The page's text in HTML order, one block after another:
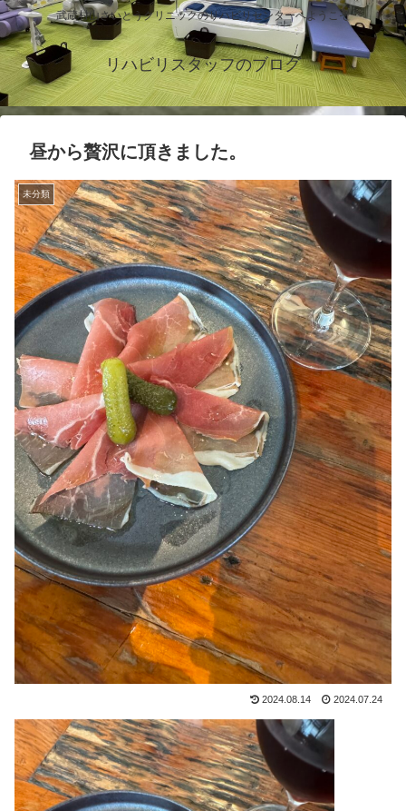
武蔵村山さいとうクリニックのリハビリセンターへようこそ
リハビリスタッフのブログ
昼から贅沢に頂きました。
未分類
2024.08.14 2024.07.24